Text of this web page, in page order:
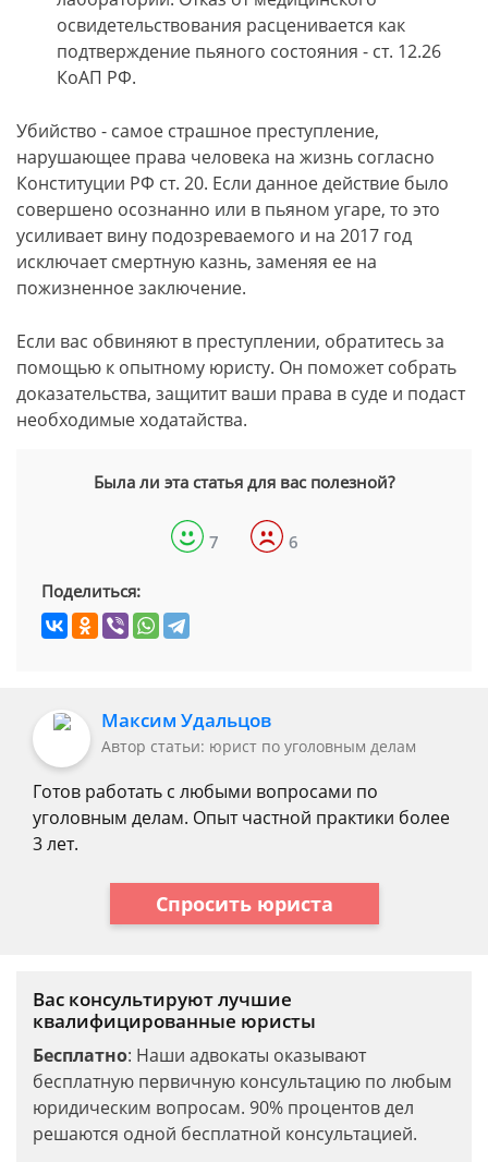
освидетельствования расценивается как
подтверждение пьяного состояния - ст. 12.26
КоАП РФ.
Убийство - самое страшное преступление,
нарушающее права человека на жизнь согласно
Конституции РФ ст. 20. Если данное действие было
совершено осознанно или в пьяном угаре, то это
усиливает вину подозреваемого и на 2017 год
исключает смертную казнь, заменяя ее на
пожизненное заключение.
Если вас обвиняют в преступлении, обратитесь за
помощью к опытному юристу. Он поможет собрать
доказательства, защитит ваши права в суде и подаст
необходимые ходатайства.
Была ли эта статья для вас полезной?
7 6
Поделиться:
Максим Удальцов
Автор статьи: юрист по уголовным делам
Готов работать с любыми вопросами по
уголовным делам. Опыт частной практики более
3 лет.
Спросить юриста
Вас консультируют лучшие
квалифицированные юристы
Бесплатно: Наши адвокаты оказывают
бесплатную первичную консультацию по любым
юридическим вопросам. 90% процентов дел
решаются одной бесплатной консультацией.